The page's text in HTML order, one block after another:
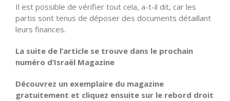
Il est possible de vérifier tout cela, a-t-il dit, car les
partis sont tenus de déposer des documents détaillant
leurs finances.
La suite de l’article se trouve dans le prochain
numéro d’Israël Magazine
Découvrez un exemplaire du magazine
gratuitement et cliquez ensuite sur le rebord droit